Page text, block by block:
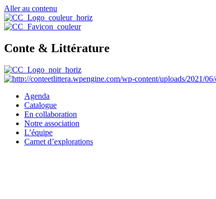
Aller au contenu
Conte & Littérature
Agenda
Catalogue
En collaboration
Notre association
L’équipe
Carnet d’explorations